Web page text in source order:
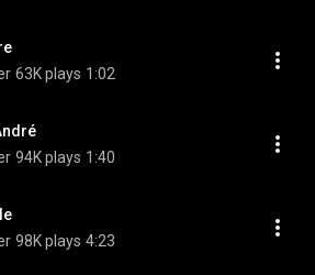
63K plays 1:02
94K plays 1:40
98K plays 4:23